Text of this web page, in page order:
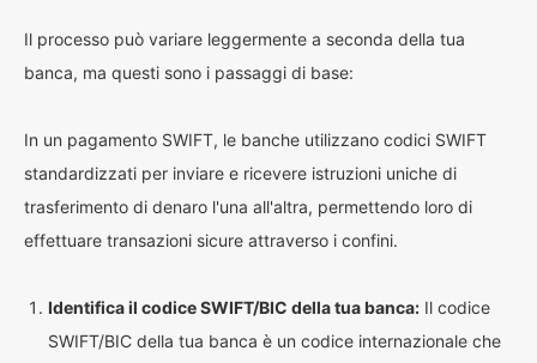
Il processo può variare leggermente a seconda della tua
banca, ma questi sono i passaggi di base:
In un pagamento SWIFT, le banche utilizzano codici SWIFT
standardizzati per inviare e ricevere istruzioni uniche di
trasferimento di denaro l'una all'altra, permettendo loro di
effettuare transazioni sicure attraverso i confini.
Identifica il codice SWIFT/BIC della tua banca: Il codice
SWIFT/BIC della tua banca è un codice internazionale che